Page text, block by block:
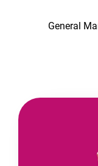
General